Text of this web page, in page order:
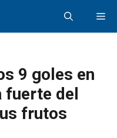
9 goles en
fuerte del
frutos